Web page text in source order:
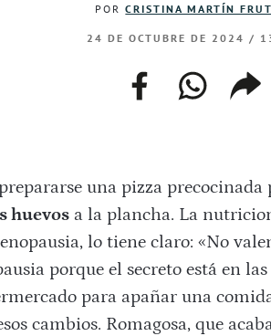
PORCRISTINA MARTÍN
24 DE OCTUBRE DE 2024 /
facebookwhatsapp
web
una pizza precocinada
huevosa la plancha. La
lo tiene claro: «No
porque el secreto está en
para apañar una
cambios. Romagosa, que